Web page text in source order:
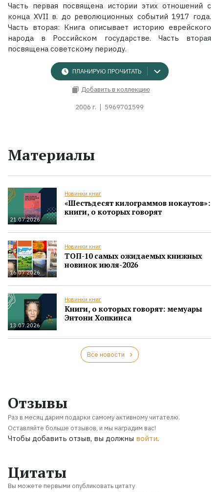
Часть первая посвящена истории этих отношений с
конца XVII в. до революционных событий 1917 года.
Часть вторая: Книга описывает историю еврейского
народа в Российском государстве. Часть вторая
посвящена советскому периоду.
ПЛАНИРУЮ ПРОЧИТАТЬ
Добавить в коллекцию
2006 г. 5969701599
Материалы
21.07.2026
Новинки книг
«Шестьдесят килограммов нокаутов»:
книги, о которых говорят
16.07.2026
Новинки книг
ТОП-10 самых ожидаемых книжных
новинок июля-2026
13.07.2026
Новинки книг
Книги, о которых говорят: мемуары
Энтони Хопкинса
Все новости
Отзывы
Раз в месяц дарим подарки самому активному читателю.
Оставляйте больше отзывов, и мы наградим вас!
Чтобы добавить отзыв, вы должны войти.
Цитаты
Вы можете первыми опубликовать цитату